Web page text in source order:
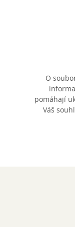
klubové
knih
O
pomáhají
Váš